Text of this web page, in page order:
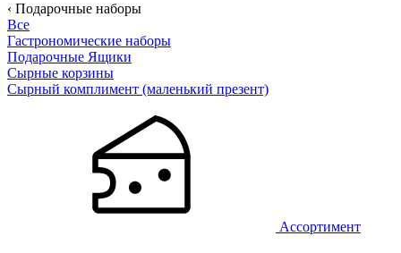
‹ Подарочные наборы
Все
Гастрономические наборы
Подарочные Ящики
Сырные корзины
Сырный комплимент (маленький презент)
Ассортимент